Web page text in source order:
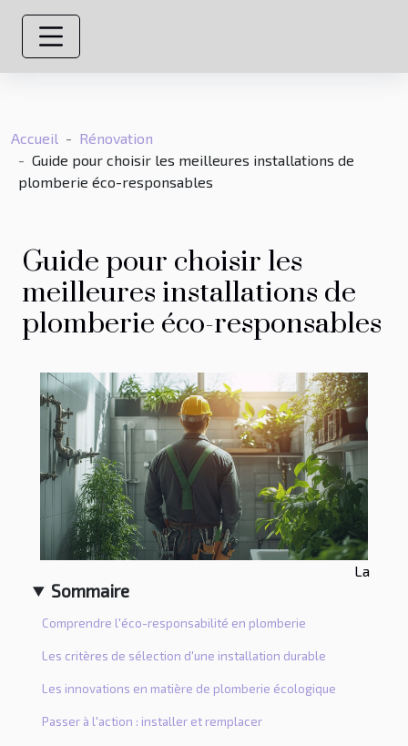
Accueil
Rénovation
Guide pour choisir les meilleures installations de
plomberie éco-responsables
Guide pour choisir les
meilleures installations de
plomberie éco-responsables
Sommaire
Comprendre l'éco-responsabilité en plomberie
Les critères de sélection d'une installation durable
Les innovations en matière de plomberie écologique
Passer à l'action : installer et remplacer
La